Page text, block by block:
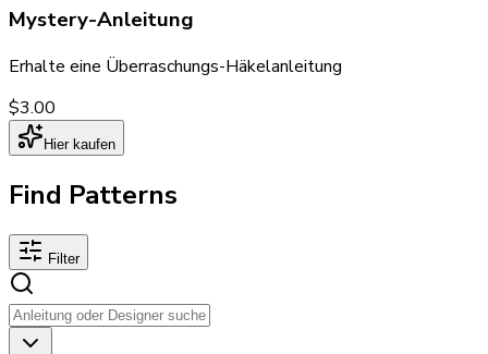
Mystery-Anleitung
Erhalte eine Überraschungs-Häkelanleitung
$3.00
Hier kaufen
Find Patterns
Filter